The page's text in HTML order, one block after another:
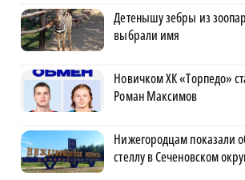
Детенышу зебры из
выбрали имя
Новичком ХК «Торпедо»
Роман Максимов
Нижегородцам показали
стеллу в Сеченовском